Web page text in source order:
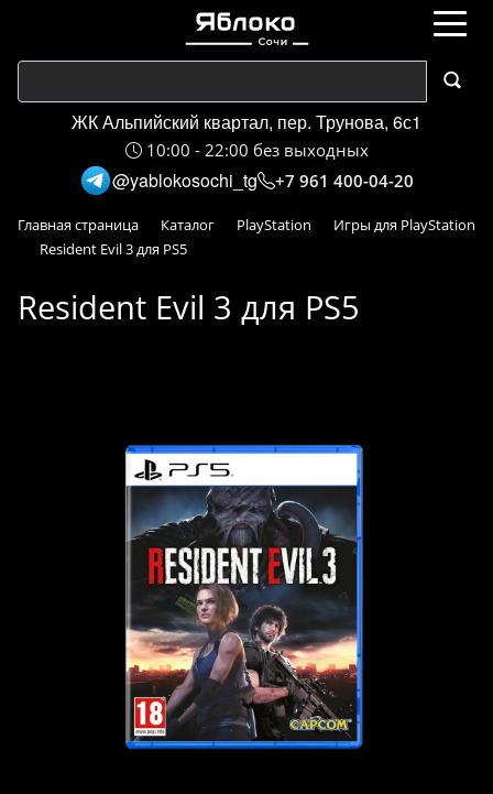
ЖК Альпийский квартал, пер. Трунова, 6с1
10:00 - 22:00 без выходных
@yablokosochi_tg +7 961 400-04-20
Главная страница Каталог PlayStation
Игры для PlayStation
Resident Evil 3 для PS5
Resident Evil 3 для PS5